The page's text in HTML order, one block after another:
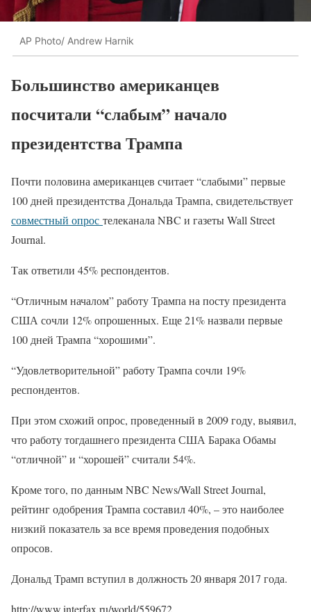
AP Photo/ Andrew Harnik
Большинство американцев
посчитали “слабым” начало
президентства Трампа
Почти половина американцев считает “слабыми” первые
100 дней президентства Дональда Трампа, свидетельствует
совместный опрос телеканала NBC и газеты Wall Street
Journal.
Так ответили 45% респондентов.
“Отличным началом” работу Трампа на посту президента
США сочли 12% опрошенных. Еще 21% назвали первые
100 дней Трампа “хорошими”.
“Удовлетворительной” работу Трампа сочли 19%
респондентов.
При этом схожий опрос, проведенный в 2009 году, выявил,
что работу тогдашнего президента США Барака Обамы
“отличной” и “хорошей” считали 54%.
Кроме того, по данным NBC News/Wall Street Journal,
рейтинг одобрения Трампа составил 40%, – это наиболее
низкий показатель за все время проведения подобных
опросов.
Дональд Трамп вступил в должность 20 января 2017 года.
http://www.interfax.ru/world/559672